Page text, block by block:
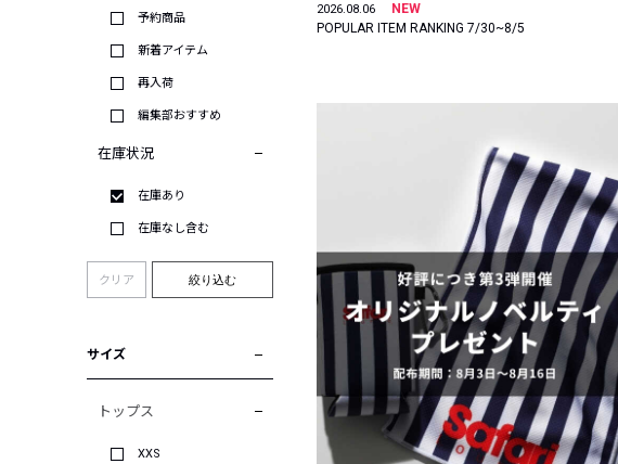
予約商品
新着アイテム
再入荷
編集部おすすめ
在庫状況
在庫あり
在庫なし含む
クリア 絞り込む
サイズ
トップス
XXS
2026.08.06
NEW
POPULAR ITEM RANKING 7/30~8/5